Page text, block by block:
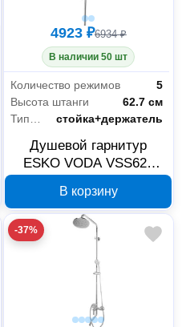
4923 ₽6934 ₽
В наличии 50 шт
Количество режимов
5
Высота штанги
62.7 см
стойка+держатель
Душевой гарнитур
ESKO VODA VSS627
В корзину
-37%